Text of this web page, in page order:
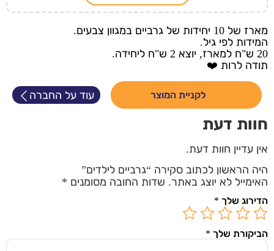
מארז של 10 יחידות של גרביים במגוון צבעים.
המידות לפי גיל.
20 ש"ח למארז, יוצא 2 ש"ח ליחידה.
תודה לרות ❤️
לקניית המוצר עוד על החברה
חוות דעת
אין עדיין חוות דעת.
היה הראשון לכתוב סקירה “גרביים לילדים”
האימייל לא יוצג באתר. שדות החובה מסומנים *
הדירוג שלך *
הביקורת שלך *